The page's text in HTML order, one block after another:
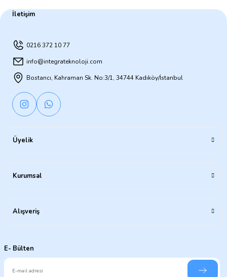
İletişim
0216 372 10 77
info@integrateknoloji.com
Bostancı, Kahraman Sk. No:3/1, 34744 Kadıköy/İstanbul
Üyelik
Kurumsal
Alışveriş
E- Bülten